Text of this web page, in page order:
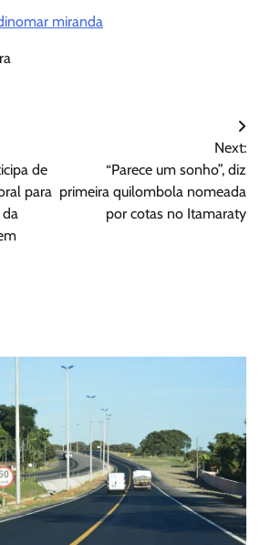
miranda
de
para
da
Next:
“Parece um sonho”, diz
primeira quilombola nomeada
por cotas no Itamaraty